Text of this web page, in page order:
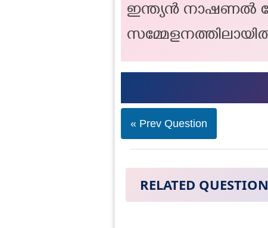
ഇന്ത്യൻ നാഷണൽ
« Prev Question
RELATED